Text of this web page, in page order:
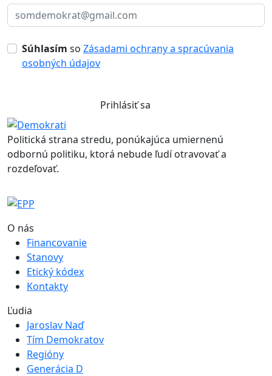
Súhlasím so Zásadami ochrany a spracúvania
osobných údajov
Prihlásiť sa
Politická strana stredu, ponúkajúca umiernenú
odbornú politiku, ktorá nebude ľudí otravovať a
rozdeľovať.
O nás
Financovanie
Stanovy
Etický kódex
Kontakty
Ľudia
Jaroslav Naď
Tím Demokratov
Regióny
Generácia D